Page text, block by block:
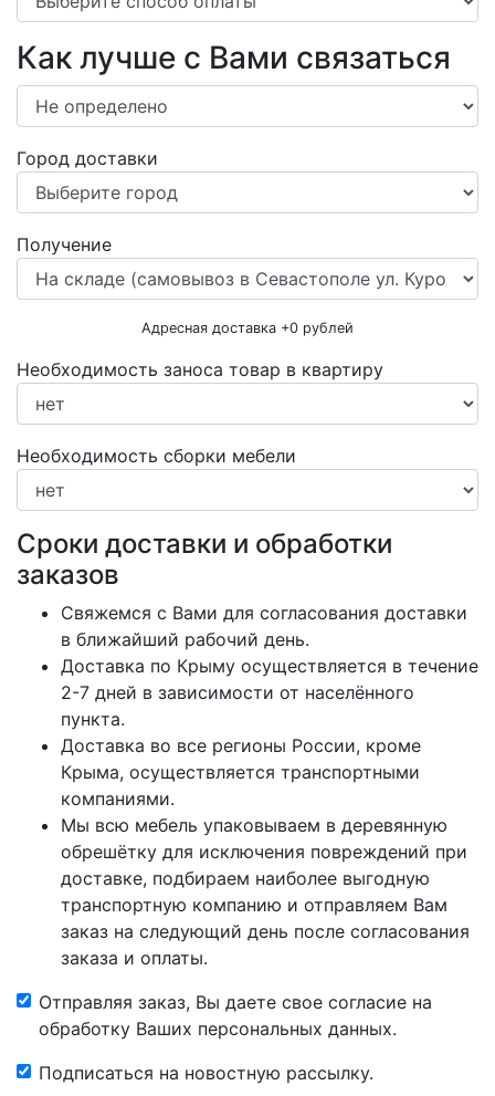
Как лучше с Вами связаться
Город доставки
Получение
Адресная доставка +0 рублей
Необходимость заноса товар в квартиру
Необходимость сборки мебели
Сроки доставки и обработки
заказов
Свяжемся с Вами для согласования доставки
в ближайший рабочий день.
Доставка по Крыму осуществляется в течение
2-7 дней в зависимости от населённого
пункта.
Доставка во все регионы России, кроме
Крыма, осуществляется транспортными
компаниями.
Мы всю мебель упаковываем в деревянную
обрешётку для исключения повреждений при
доставке, подбираем наиболее выгодную
транспортную компанию и отправляем Вам
заказ на следующий день после согласования
заказа и оплаты.
Отправляя заказ, Вы даете свое согласие на
обработку Ваших персональных данных.
Подписаться на новостную рассылку.